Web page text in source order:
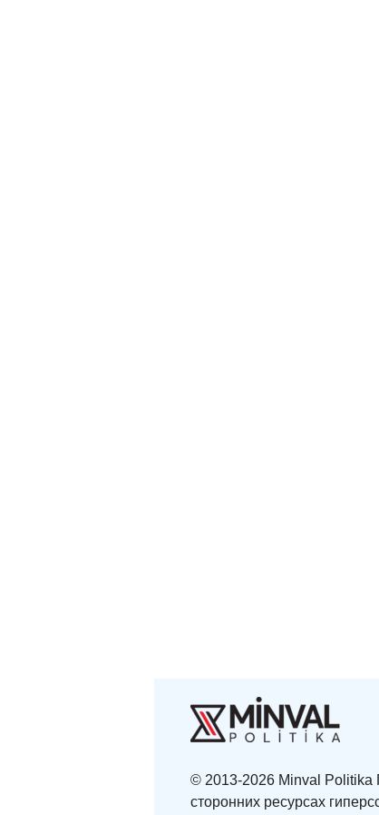
© 2013-2026 Minval
сторонних ресурсах